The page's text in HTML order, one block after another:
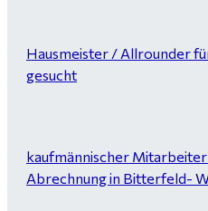
Hausmeister / Allrounder
gesucht
kaufmännischer
Abrechnung in Bitterfeld-